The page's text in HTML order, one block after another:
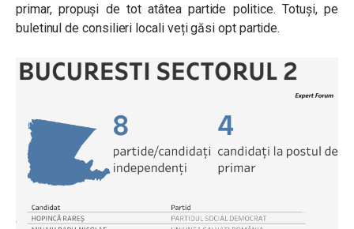
primar, propuși de tot atâtea partide politice. Totuși, pe
buletinul de consilieri locali veți găsi opt partide.